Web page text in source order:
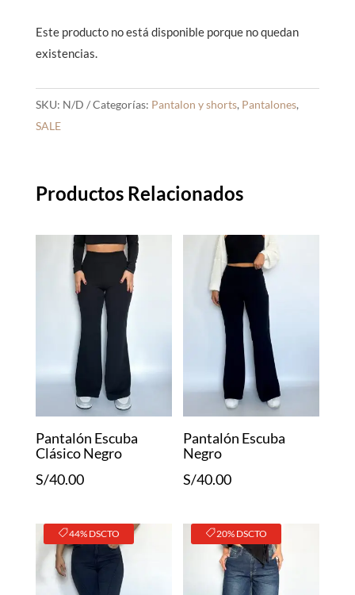
Este producto no está disponible porque no quedan
existencias.
SKU: N/D Categorías: Pantalon y shorts, Pantalones,
SALE
Productos Relacionados
Pantalón Escuba
Clásico Negro
S/40.00
Pantalón Escuba
Negro
S/40.00
44% DSCTO 20% DSCTO